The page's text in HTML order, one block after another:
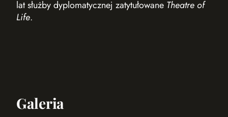
lat służby dyplomatycznej zatytułowane Theatre of
Life.
Galeria